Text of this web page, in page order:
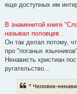
еще доступных им
В знаменитой книге
называл половцев .
Он так делал потому,
про "поганых
Ненависть христиан
ругательство...
” Человек-